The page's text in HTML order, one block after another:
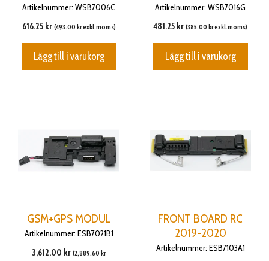
Artikelnummer: WSB7006C
616.25 kr (493.00 krexkl.moms)
Lägg till i varukorg
Artikelnummer: WSB7016G
481.25 kr (385.00 krexkl.moms)
Lägg till i varukorg
GSM+GPS MODUL
Artikelnummer: ESB7021B1
3,612.00 kr (2,889.60 kr
FRONT BOARD RC
2019-2020
Artikelnummer: ESB7103A1